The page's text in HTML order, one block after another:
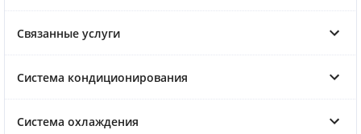
Связанные услуги
Система кондиционирования
Система охлаждения